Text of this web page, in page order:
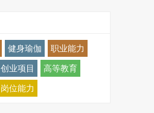
健身瑜伽 职业能力
创业项目 高等教育
岗位能力